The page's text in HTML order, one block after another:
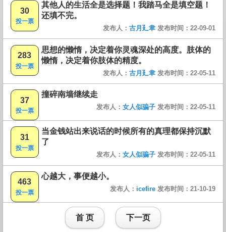
30
投一票
其他人的生活全是选择题！我踏马全是填空题！
还填不完。
发布人： 古月廴聿 发布时间：22-09-01
283
投一票
思想的懒惰，决定着你灵魂深处的高度。肢体的
懒惰，决定着你肢体的精度。
发布人： 古月廴聿 发布时间：22-05-11
37
投一票
撞碎南墙继续走
发布人： 女人似骗子 发布时间：22-05-11
31
投一票
当金钱站出来说话的时候所有的真理都保持沉默
了
发布人： 女人似骗子 发布时间：22-05-11
463
投一票
心越大，事便越小。
发布人： icefire 发布时间：21-10-19
首 页 下一页